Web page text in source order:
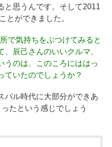
と思うんです。そして2011
とができました。
で気持ちをぶつけてみると
辰己さんのいいクルマ、
うのは、このころにははっ
ていたのでしょうか？
バル時代に大部分ができあ
たという感じでしょう